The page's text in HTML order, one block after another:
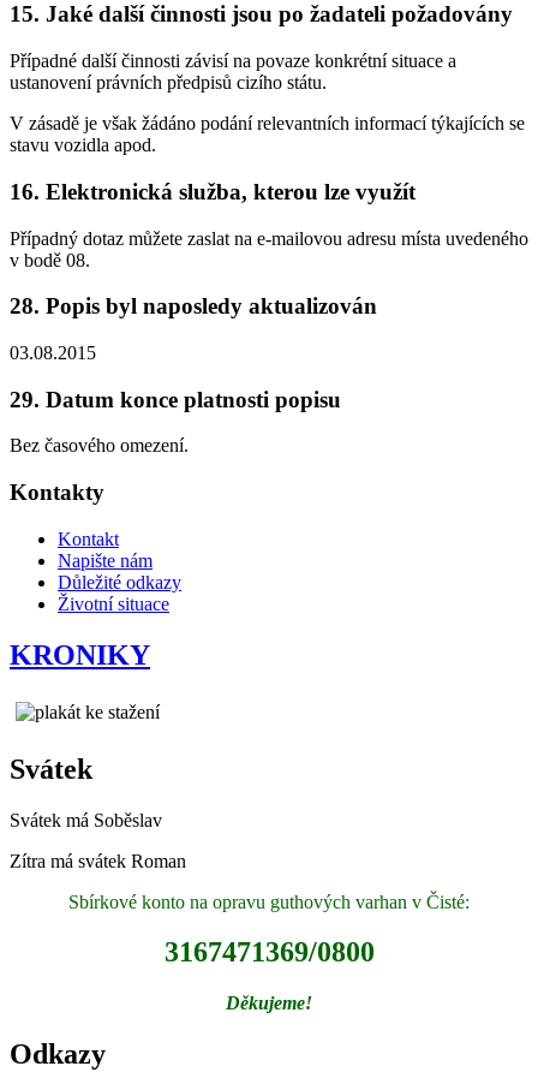
15. Jaké další činnosti jsou po žadateli požadovány
Případné další činnosti závisí na povaze konkrétní situace a
ustanovení právních předpisů cizího státu.
V zásadě je však žádáno podání relevantních informací týkajících se
stavu vozidla apod.
16. Elektronická služba, kterou lze využít
Případný dotaz můžete zaslat na e-mailovou adresu místa uvedeného
v bodě 08.
28. Popis byl naposledy aktualizován
03.08.2015
29. Datum konce platnosti popisu
Bez časového omezení.
Kontakty
Kontakt
Napište nám
Důležité odkazy
Životní situace
KRONIKY
Svátek
Svátek má Soběslav
Zítra má svátek Roman
Sbírkové konto na opravu guthových varhan v Čisté:
3167471369/0800
Děkujeme!
Odkazy